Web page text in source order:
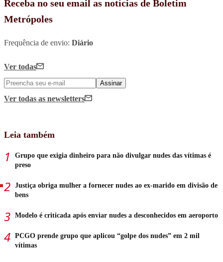
Receba no seu email as notícias de Boletim
Metrópoles
Frequência de envio: Diário
Ver todas
Assinar
Ver todas as newsletters
Leia também
Grupo que exigia dinheiro para não divulgar nudes das vítimas é
preso
Justiça obriga mulher a fornecer nudes ao ex-marido em divisão de
bens
Modelo é criticada após enviar nudes a desconhecidos em aeroporto
PCGO prende grupo que aplicou “golpe dos nudes” em 2 mil
vítimas